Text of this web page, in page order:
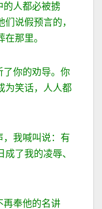
的人都必被掳
说假预言的，
那里。
了你的劝导。你
为笑话，人人都
，我喊叫说：有
了我的凌辱、
再奉他的名讲